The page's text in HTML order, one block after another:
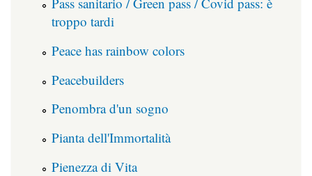
troppo tardi
Peace has rainbow colors
Peacebuilders
Penombra d'un sogno
Pianta dell'Immortalità
Pienezza di Vita